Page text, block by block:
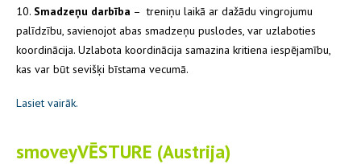
10. Smadzeņu darbība – treniņu laikā ar dažādu vingrojumu
palīdzību, savienojot abas smadzeņu puslodes, var uzlaboties
koordinācija. Uzlabota koordinācija samazina kritiena iespējamību,
kas var būt sevišķi bīstama vecumā.
Lasiet vairāk.
smoveyVĒSTURE (Austrija)